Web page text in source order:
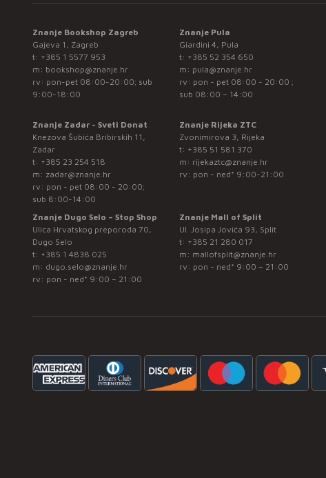
Znanje Bookshop Zagreb
Gajeva 1, Zagreb
t: +385 1 5577 953
m: bookshop@znanje.hr
rv: pon-pet 08:00-20:00; sub
9:00-18:00
Znanje Pula
Giardini 4, Pula
t: +385 52 354 650
m: pula@znanje.hr
rv: pon - pet 08:00 - 20:00 ;
sub 08:00 – 14:00
Znanje Zadar - Sveti Donat
Knezova Šubića Bribirskih 11,
Zadar
t: +385 23 254 518
m: zadar@znanje.hr
rv: pon - pet 08:00 - 20:00;
sub 8:00-14:00
Znanje Rijeka ZTC
Zvonimirova 3, Rijeka
t: +385 51 581 370
m: rijekaztc@znanje.hr
rv: pon - ned* 9:00-21:00
Znanje Dugo Selo – Stop Shop
Ulica Hrvatskog preporoda 70,
Dugo Selo
t: +385 1 4838 025
m: dugo.selo@znanje.hr
rv: pon - ned* 9:00 – 21:00
Znanje Mall of Split
Ul. Josipa Jovića 93, Split
t: +385 21 280 017
m: mallofsplit@znanje.hr
rv: pon - ned* 9:00 – 21:00